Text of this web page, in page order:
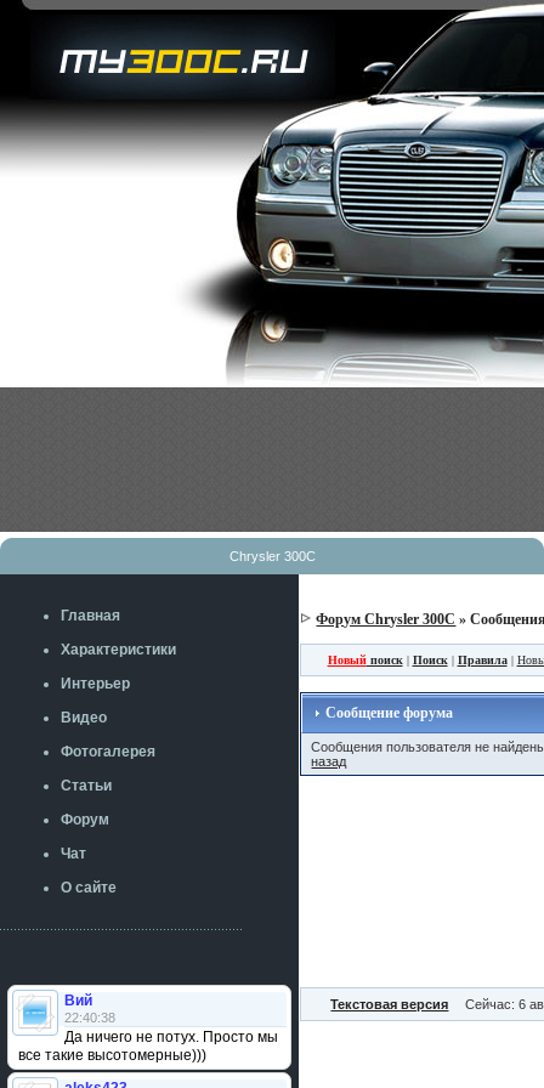
Chrysler 300C
Главная
Характеристики
Интерьер
Видео
Фотогалерея
Статьи
Форум
Чат
О сайте
Вий
22:40:38
Да ничего не потух. Просто мы
все такие высотомерные)))
Форум Chrysler 300C »
Новыйпоиск| Поиск| Правила|
Сообщение форума
Сообщения пользователя не
назад
Текстовая версия Сейчас: 6